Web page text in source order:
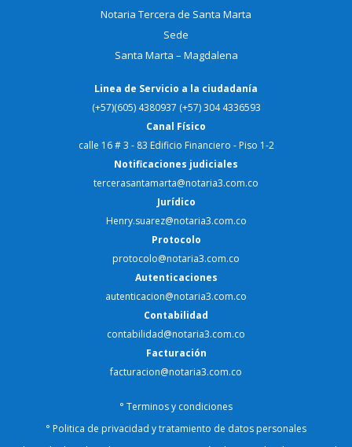
Notaria Tercera de Santa Marta
Sede
Santa Marta – Magdalena
Linea de Servicio a la ciudadanía
(+57)(605) 4380937 (+57) 304 4336593
Canal Físico
calle 16 # 3 - 83 Edificio Financiero - Piso 1-2
Notificaciones judiciales
tercerasantamarta@notaria3.com.co
Jurídico
Henry.suarez@notaria3.com.co
Protocolo
protocolo@notaria3.com.co
Autenticaciones
autenticacion@notaria3.com.co
Contabilidad
contabilidad@notaria3.com.co
Facturación
facturacion@notaria3.com.co
° Terminos y condiciones
° Politica de privacidad y tratamiento de datos personales